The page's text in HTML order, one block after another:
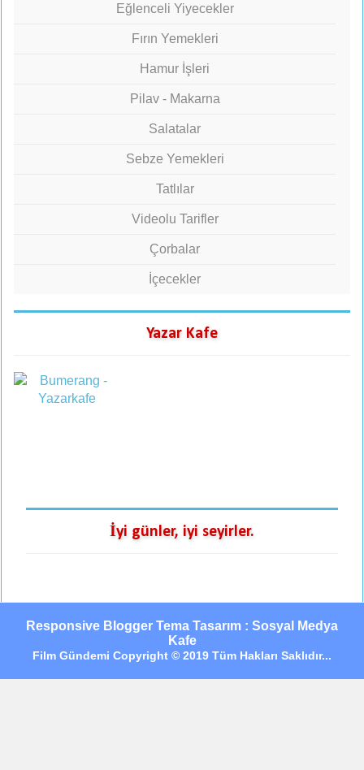
Eğlenceli Yiyecekler
Fırın Yemekleri
Hamur İşleri
Pilav - Makarna
Salatalar
Sebze Yemekleri
Tatlılar
Videolu Tarifler
Çorbalar
İçecekler
Yazar Kafe
İyi günler, iyi seyirler.
Responsive Blogger Tema Tasarım : Sosyal Medya
Kafe
Film Gündemi Copyright © 2019 Tüm Hakları Saklıdır...